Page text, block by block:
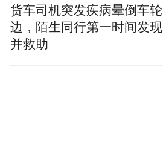
货车司机突发疾病晕倒车轮
边，陌生同行第一时间发现
并救助